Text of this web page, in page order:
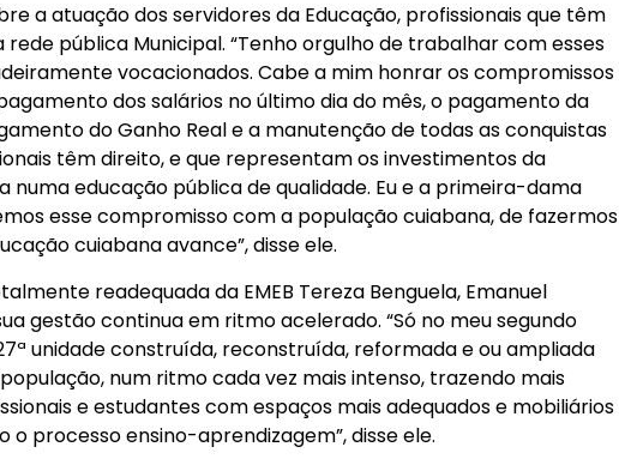
a atuação dos servidores da Educação, profissionais que têm
pública Municipal. “Tenho orgulho de trabalhar com esses
vocacionados. Cabe a mim honrar os compromissos
dos salários no último dia do mês, o pagamento da
do Ganho Real e a manutenção de todas as conquistas
têm direito, e que representam os investimentos da
numa educação pública de qualidade. Eu e a primeira-dama
esse compromisso com a população cuiabana, de fazermos
cuiabana avance”, disse ele.
readequada da EMEB Tereza Benguela, Emanuel
gestão continua em ritmo acelerado. “Só no meu segundo
unidade construída, reconstruída, reformada e ou ampliada
num ritmo cada vez mais intenso, trazendo mais
e estudantes com espaços mais adequados e mobiliários
o processo ensino-aprendizagem”, disse ele.